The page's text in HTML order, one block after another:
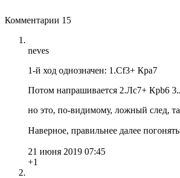
Комментарии 15
neves
1-й ход однозначен: 1.Сf3+ Крa7
Потом напрашивается 2.Лc7+ Крb6
но это, по-видимому, ложный след,
Наверное, правильнее далее
21 июня 2019 07:45
+1